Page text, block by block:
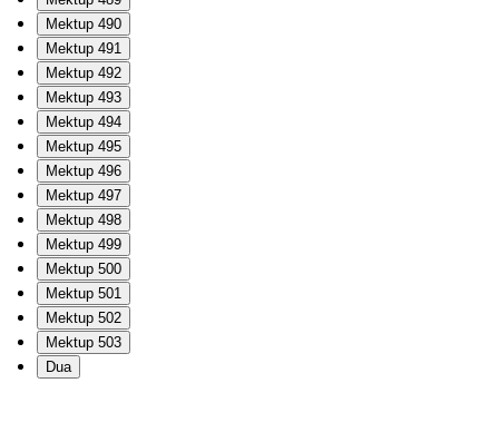
Mektup 490
Mektup 491
Mektup 492
Mektup 493
Mektup 494
Mektup 495
Mektup 496
Mektup 497
Mektup 498
Mektup 499
Mektup 500
Mektup 501
Mektup 502
Mektup 503
Dua